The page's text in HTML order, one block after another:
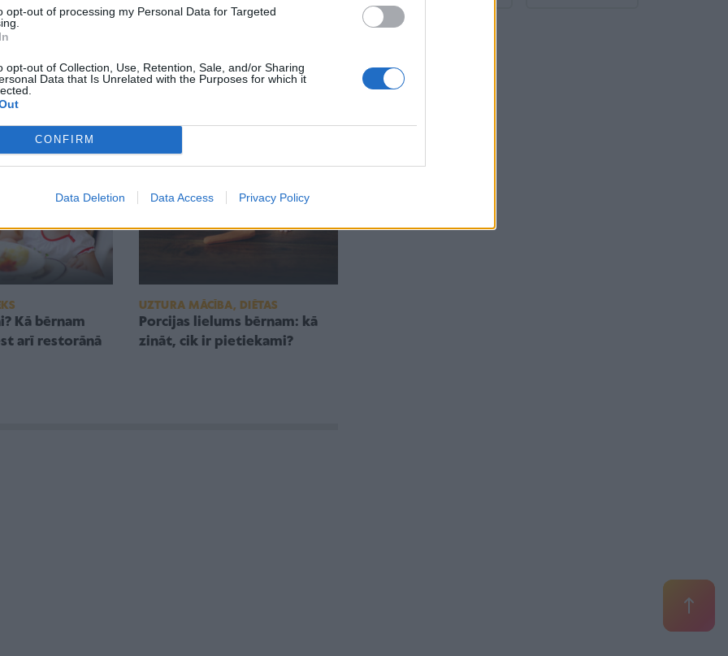
opt-out of processing my Personal Data for Targeted
opt-out of Collection, Use, Retention, Sale, and/or Sharing
Data that Is Unrelated with the Purposes for which it
CONFIRM
Data Deletion Data Access Privacy Policy
– vēl ātrāk
iespējams
sieru un kraukšķīgu garoziņu
Kā bērnam
arī restorānā
UZTURA MĀCĪBA, DIĒTAS
Porcijas lielums bērnam: kā
zināt, cik ir pietiekami?